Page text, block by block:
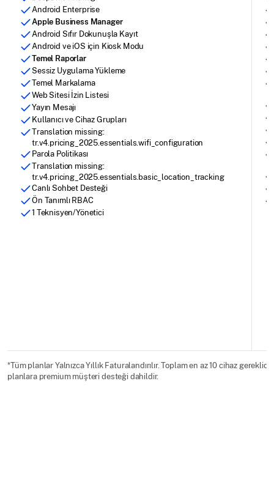
Android Enterprise
Apple Business Manager
Android Sıfır Dokunuşla Kayıt
Android ve iOS için Kiosk Modu
Temel Raporlar
Sessiz Uygulama Yükleme
Temel Markalama
Web Sitesi İzin Listesi
Yayın Mesajı
Kullanıcı ve Cihaz Grupları
Translation missing:
tr.v4.pricing_2025.essentials.wifi_configuration
Parola Politikası
Translation missing:
tr.v4.pricing_2025.essentials.basic_location_tracking
Canlı Sohbet Desteği
Ön Tanımlı RBAC
1 Teknisyen/Yönetici
*Tüm planlar Yalnızca Yıllık Faturalandırılır. Toplam en az 10 cihaz
planlara premium müşteri desteği dahildir.